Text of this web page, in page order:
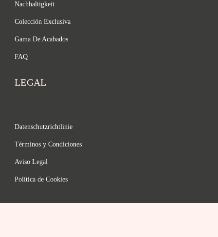
Nachhaltigkeit
Colección Exclusiva
Gama De Acabados
FAQ
LEGAL
Datenschutzrichtlinie
Términos y Condiciones
Aviso Legal
Política de Cookies